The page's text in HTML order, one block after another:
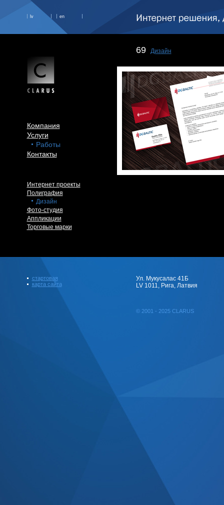
lv en
Компания
Услуги
Работы
Контакты
Интернет проекты
Полиграфия
Дизайн
Фото-студия
Аппликации
Торговые марки
69 Дизайн
стартовая
карта сайта
Ул. Мукусалас 41Б
LV 1011, Рига, Латвия
© 2001 - 2025 CLARUS